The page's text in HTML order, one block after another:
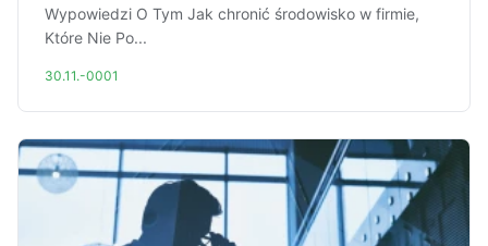
Wypowiedzi O Tym Jak chronić środowisko w firmie,
Które Nie Po...
30.11.-0001